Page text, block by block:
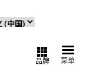
菜单
品牌